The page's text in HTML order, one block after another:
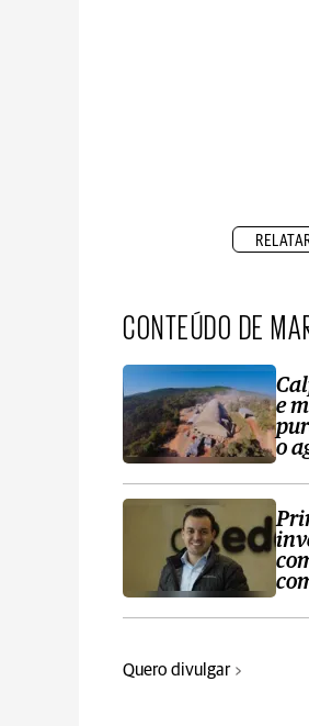
CONTEÚDO DE
e
o
Quero divulgar